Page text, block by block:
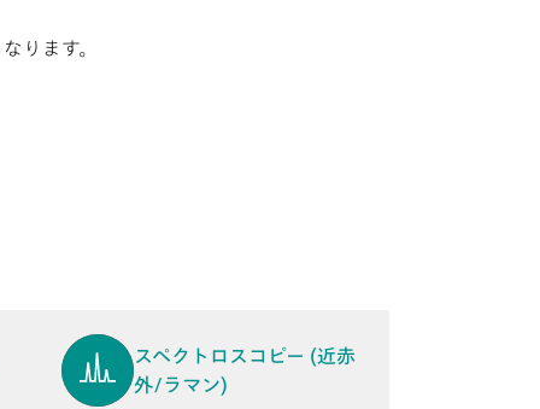
ります。
スペクトロスコピー (近赤
外/ラマン)